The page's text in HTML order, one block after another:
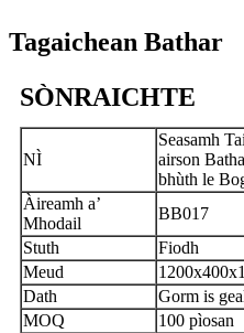
Tagaichean Bathar
SÒNRAICHTE
NÌ
Seasamh
airson
bhùth le
Àireamh a’
Mhodail
BB017
Stuth
Fiodh
Meud
Dath
Gorm is
MOQ
100 pìosan